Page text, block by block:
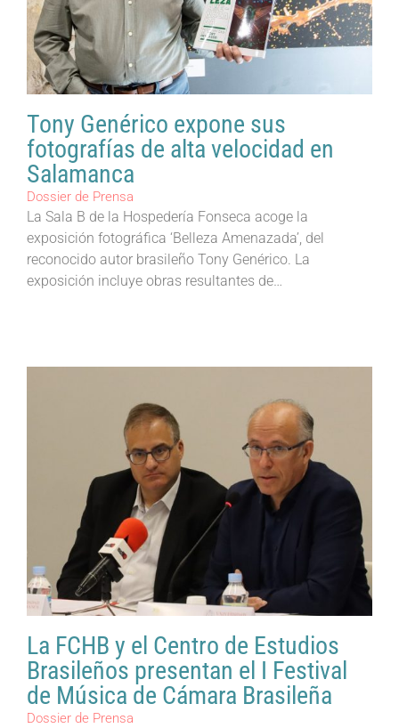
Tony Genérico expone sus
fotografías de alta velocidad en
Salamanca
Dossier de Prensa
La Sala B de la Hospedería Fonseca acoge la
exposición fotográfica ‘Belleza Amenazada’, del
reconocido autor brasileño Tony Genérico. La
exposición incluye obras resultantes de…
La FCHB y el Centro de Estudios
Brasileños presentan el I Festival
de Música de Cámara Brasileña
Dossier de Prensa